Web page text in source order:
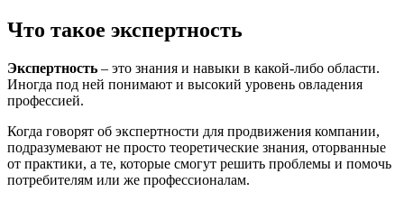
Что такое экспертность
Экспертность – это знания и навыки в какой-либо области.
Иногда под ней понимают и высокий уровень овладения
профессией.
Когда говорят об экспертности для продвижения компании,
подразумевают не просто теоретические знания, оторванные
от практики, а те, которые смогут решить проблемы и помочь
потребителям или же профессионалам.